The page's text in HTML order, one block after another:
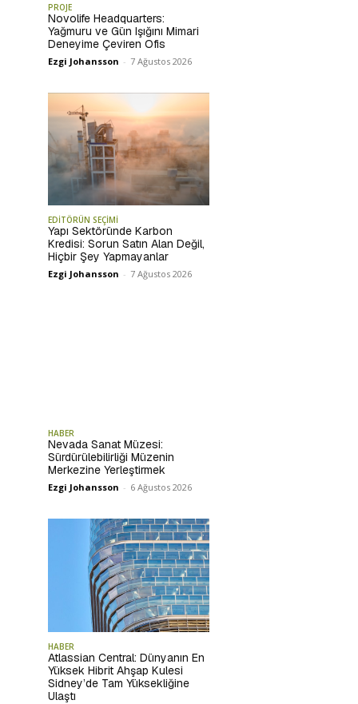
PROJE
Novolife Headquarters:
Yağmuru ve Gün Işığını Mimari
Deneyime Çeviren Ofis
Ezgi Johansson - 7 Ağustos 2026
EDİTÖRÜN SEÇİMİ
Yapı Sektöründe Karbon
Kredisi: Sorun Satın Alan Değil,
Hiçbir Şey Yapmayanlar
Ezgi Johansson - 7 Ağustos 2026
HABER
Nevada Sanat Müzesi:
Sürdürülebilirliği Müzenin
Merkezine Yerleştirmek
Ezgi Johansson - 6 Ağustos 2026
HABER
Atlassian Central: Dünyanın En
Yüksek Hibrit Ahşap Kulesi
Sidney’de Tam Yüksekliğine
Ulaştı